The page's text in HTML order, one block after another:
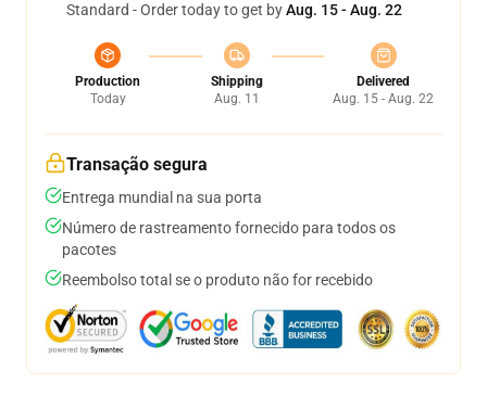
Standard - Order today to get byAug. 15 - Aug. 22
Production
Today
Shipping
Aug. 11
Delivered
Aug. 15 - Aug. 22
Transação segura
Entrega mundial na sua porta
Número de rastreamento fornecido para todos os
pacotes
Reembolso total se o produto não for recebido